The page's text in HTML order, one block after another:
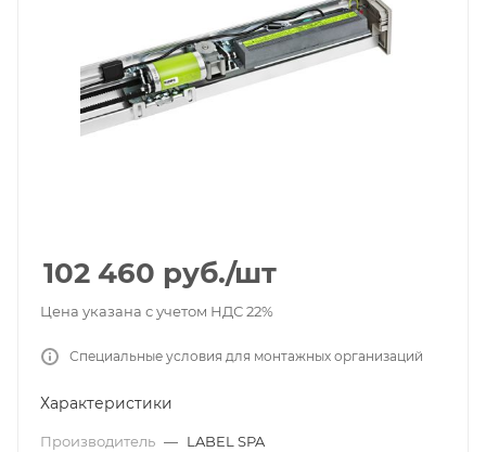
102 460 руб./шт
Цена указана с учетом НДС 22%
Специальные условия для монтажных организаций
Характеристики
Производитель — LABEL SPA